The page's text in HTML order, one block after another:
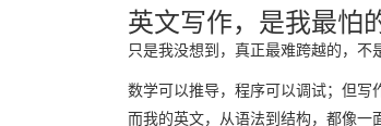
英文写作，是我最怕
只是我没想到，真正最难跨越的，
数学可以推导，程序可以调试；但
而我的英文，从语法到结构，都像一